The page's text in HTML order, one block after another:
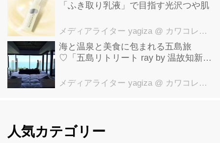
「ふき取り乳液」で目指す光沢つや肌
メディアライター yagiza @ カワコレメディア編集部
海と温泉と美食に包まれる五島旅
♡「五島リトリート ray by 温故知新」
メディアライター yagiza @ カワコレメディア編集部
人気カテゴリー